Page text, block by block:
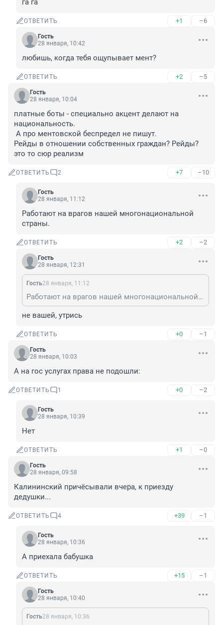
га га
ОТВЕТИТЬ +1 –6
Гость
28 января, 10:42
любишь, когда тебя ощупывает мент?
ОТВЕТИТЬ +2 –5
Гость
28 января, 10:04
платные боты - специально акцент делают на
национальность.
А про ментовской беспредел не пишут.
Рейды в отношении собственных граждан? Рейды?
это то сюр реализм
ОТВЕТИТЬ 2 +7 –10
Гость
28 января, 11:12
Работают на врагов нашей многонациональной
страны.
ОТВЕТИТЬ +2 –2
Гость
28 января, 12:31
Гость28 января, 11:12
Работают на врагов нашей многонациональной страны.
не вашей, утрись
ОТВЕТИТЬ +0 –1
Гость
28 января, 10:03
А на гос услугах права не подошли:
ОТВЕТИТЬ 1 +0 –2
Гость
28 января, 10:39
Нет
ОТВЕТИТЬ +1 –0
Гость
28 января, 09:58
Калининский причёсывали вчера, к приезду
дедушки...
ОТВЕТИТЬ 4 +39 –1
Гость
28 января, 10:36
А приехала бабушка
ОТВЕТИТЬ +15 –1
Гость
28 января, 10:40
Гость28 января, 10:36